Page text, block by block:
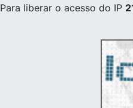
Para liberar o acesso do IP